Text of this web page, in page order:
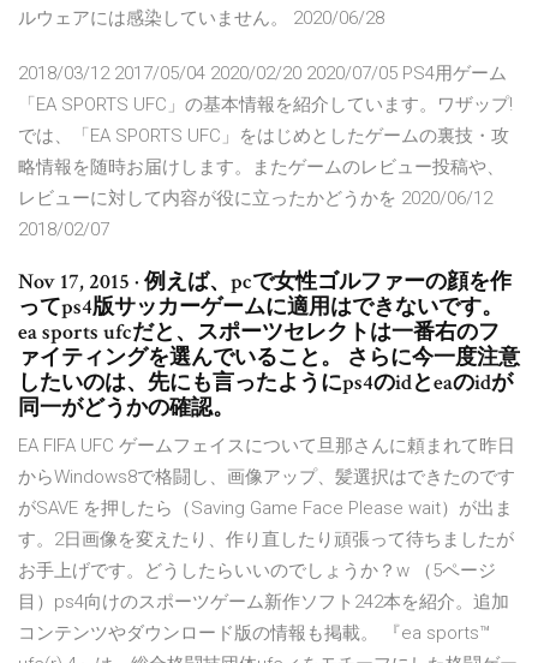
ルウェアには感染していません。 2020/06/28
2018/03/12 2017/05/04 2020/02/20 2020/07/05 PS4用ゲーム
「EA SPORTS UFC」の基本情報を紹介しています。ワザップ!
では、「EA SPORTS UFC」をはじめとしたゲームの裏技・攻
略情報を随時お届けします。またゲームのレビュー投稿や、
レビューに対して内容が役に立ったかどうかを 2020/06/12
2018/02/07
Nov 17, 2015 · 例えば、pcで女性ゴルファーの顔を作
ってps4版サッカーゲームに適用はできないです。
ea sports ufcだと、スポーツセレクトは一番右のフ
ァイティングを選んでいること。 さらに今一度注意
したいのは、先にも言ったようにps4のidとeaのidが
同一がどうかの確認。
EA FIFA UFC ゲームフェイスについて旦那さんに頼まれて昨日
からWindows8で格闘し、画像アップ、髪選択はできたのです
がSAVE を押したら（Saving Game Face Please wait）が出ま
す。2日画像を変えたり、作り直したり頑張って待ちましたが
お手上げです。どうしたらいいのでしょうか？w （5ページ
目）ps4向けのスポーツゲーム新作ソフト242本を紹介。追加
コンテンツやダウンロード版の情報も掲載。 『ea sports™